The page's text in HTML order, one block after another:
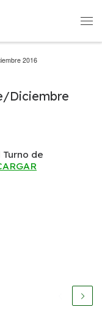
2016
Diciembre
de